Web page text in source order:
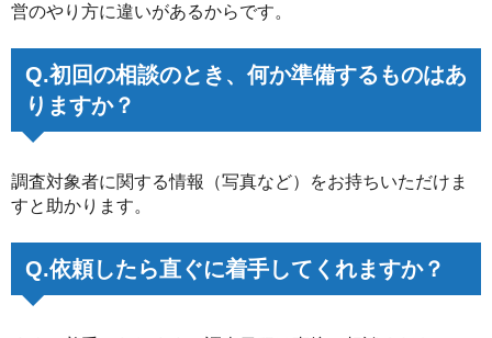
営のやり方に違いがあるからです。
Q.初回の相談のとき、何か準備するものはあ
りますか？
調査対象者に関する情報（写真など）をお持ちいただけま
すと助かります。
Q.依頼したら直ぐに着手してくれますか？